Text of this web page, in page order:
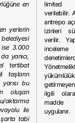
en
yerlerin
belediyesi
ise 3.000
yanıcı,
tertibat
taşların
bu
oluşan
aktarma
ile
şarta tabi
limited
verilebilir.
antrepo
izinleri
verilir.
ilgili
madde
uygulanır.